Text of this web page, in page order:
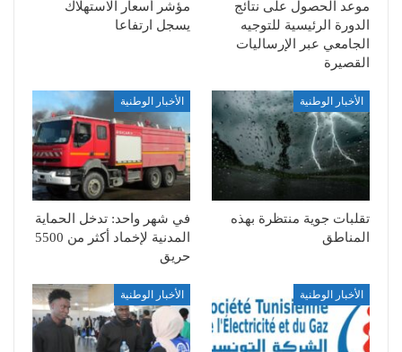
موعد الحصول على نتائج
الدورة الرئيسية للتوجيه
الجامعي عبر الإرساليات
القصيرة
مؤشر أسعار الاستهلاك
يسجل ارتفاعا
الأخبار الوطنية
تقلبات جوية منتظرة بهذه
المناطق
الأخبار الوطنية
في شهر واحد: تدخل الحماية
المدنية لإخماد أكثر من 5500
حريق
الأخبار الوطنية الأخبار الوطنية